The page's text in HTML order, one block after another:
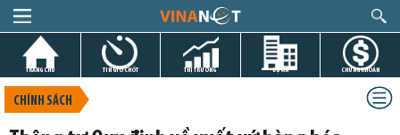
TRANG CHỦ TIN GIỜ CHÓT THỊ TRƯỜNG DỰ ÁN CHỨNG KHOÁN
CHÍNH SÁCH